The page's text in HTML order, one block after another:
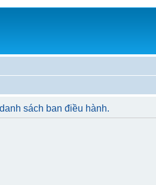
sách ban điều hành.